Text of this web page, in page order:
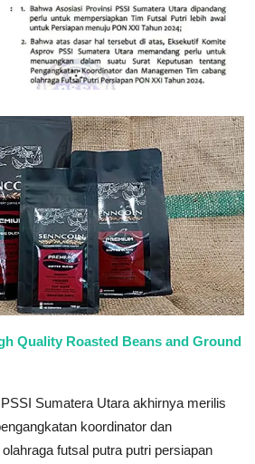
Quality Roasted Beans and Ground
Sumatera Utara akhirnya merilis
koordinator dan
futsal putra putri persiapan